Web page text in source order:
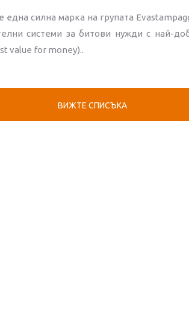
една силна марка на групата
системи за битови нужди с най-
value for money)..
ВИЖТЕ СПИСЪКА